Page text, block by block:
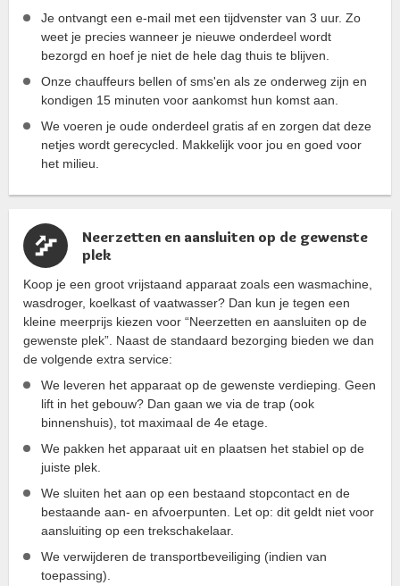
Je ontvangt een e-mail met een tijdvenster van 3 uur. Zo
weet je precies wanneer je nieuwe onderdeel wordt
bezorgd en hoef je niet de hele dag thuis te blijven.
Onze chauffeurs bellen of sms'en als ze onderweg zijn en
kondigen 15 minuten voor aankomst hun komst aan.
We voeren je oude onderdeel gratis af en zorgen dat deze
netjes wordt gerecycled. Makkelijk voor jou en goed voor
het milieu.
Neerzetten en aansluiten op de gewenste
plek
Koop je een groot vrijstaand apparaat zoals een wasmachine,
wasdroger, koelkast of vaatwasser? Dan kun je tegen een
kleine meerprijs kiezen voor “Neerzetten en aansluiten op de
gewenste plek”. Naast de standaard bezorging bieden we dan
de volgende extra service:
We leveren het apparaat op de gewenste verdieping. Geen
lift in het gebouw? Dan gaan we via de trap (ook
binnenshuis), tot maximaal de 4e etage.
We pakken het apparaat uit en plaatsen het stabiel op de
juiste plek.
We sluiten het aan op een bestaand stopcontact en de
bestaande aan- en afvoerpunten. Let op: dit geldt niet voor
aansluiting op een trekschakelaar.
We verwijderen de transportbeveiliging (indien van
toepassing).